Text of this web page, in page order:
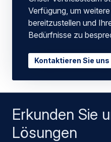
Verfügung, um
bereitzustellen und
Bedürfnisse zu
Kontaktieren Sie uns
Erkunden Sie
Lösungen